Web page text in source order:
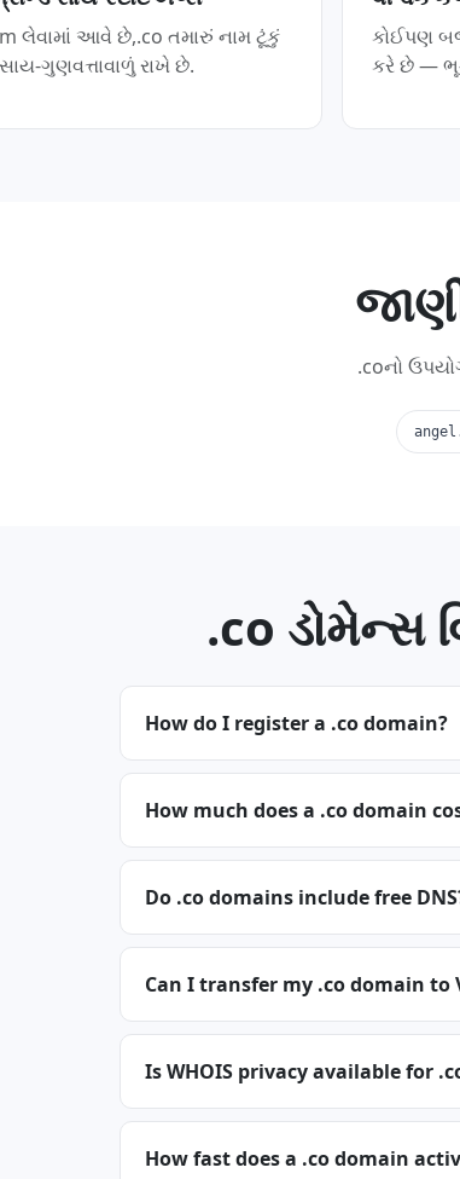
લેવામાં આવે છે,.co તમારું નામ ટૂંકું
ગુણવત્તાવાળું રાખે છે.
કોઈપણ
કરે છે — ભૂ-
.coનો
.co ડોમેન્સ
How do I register a .co domain?
How much does a .co domain
Do .co domains include free
Can I transfer my .co domain to
Is WHOIS privacy available for
How fast does a .co domain